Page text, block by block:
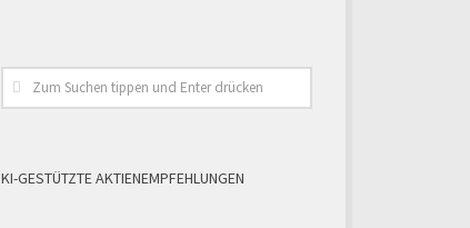
KI-GESTÜTZTE AKTIENEMPFEHLUNGEN